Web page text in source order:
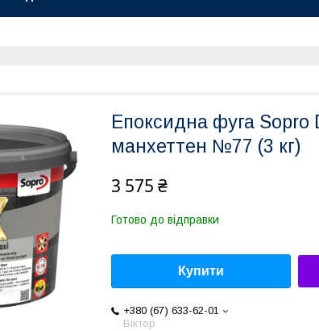
Епоксидна фуга Sopro
манхеттен №77 (3 кг)
3 575 ₴
Готово до відправки
Купити
+380 (67) 633-62-01
Віктор